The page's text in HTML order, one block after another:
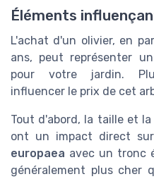
Éléments
L'achat d'un olivier, en
ans, peut représenter
pour votre jardin.
influencer le prix de cet
Tout d'abord, la taille et
ont un impact direct
europaea avec un tronc
généralement plus cher